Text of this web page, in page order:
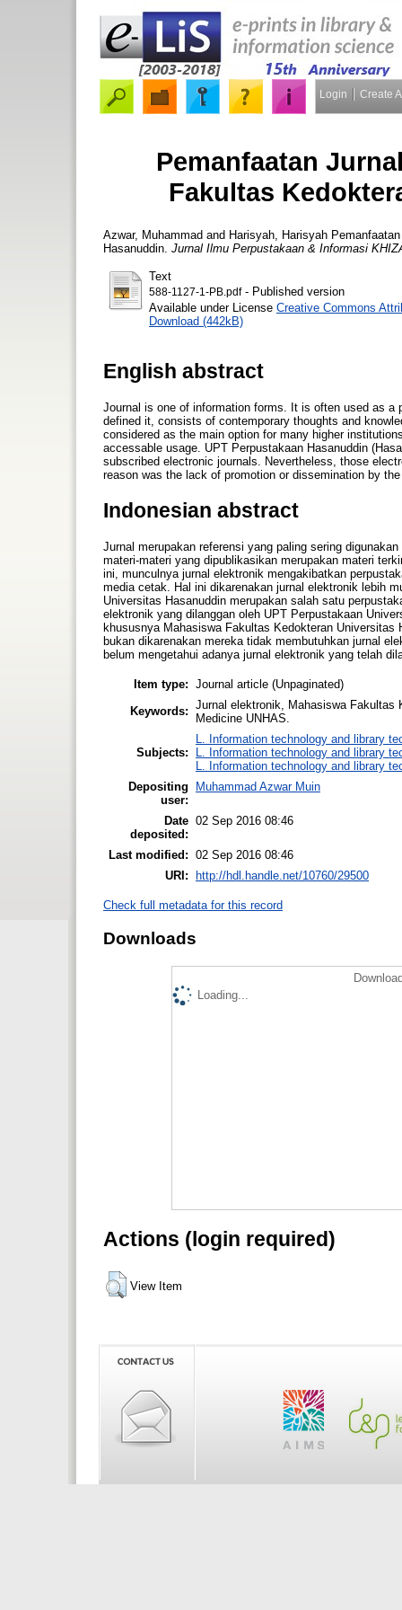
Login Create
Pemanfaatan
Fakultas
Azwar, Muhammad and Harisyah, Harisyah
Hasanuddin. Jurnal Ilmu Perpustakaan & Informasi
Text
588-1127-1-PB.pdf- Published version
Available under License Creative Commons
Download (442kB)
English abstract
Journal is one of information forms. It is often used as
defined it, consists of contemporary thoughts and
considered as the main option for many higher
accessable usage. UPT Perpustakaan Hasanuddin
subscribed electronic journals. Nevertheless, those
reason was the lack of promotion or dissemination by
Indonesian abstract
Jurnal merupakan referensi yang paling sering
materi-materi yang dipublikasikan merupakan materi
ini, munculnya jurnal elektronik mengakibatkan
media cetak. Hal ini dikarenakan jurnal elektronik lebih
Universitas Hasanuddin merupakan salah satu
elektronik yang dilanggan oleh UPT Perpustakaan
khususnya Mahasiswa Fakultas Kedokteran
bukan dikarenakan mereka tidak membutuhkan jurnal
belum mengetahui adanya jurnal elektronik yang telah
Item type: Journal article (Unpaginated)
Keywords: Jurnal elektronik, Mahasiswa Fakultas
Medicine UNHAS.
Subjects:
L. Information technology and library
L. Information technology and library
L. Information technology and library
Depositing
user:
Muhammad Azwar Muin
Date
deposited:
02 Sep 2016 08:46
Last modified: 02 Sep 2016 08:46
URI:
http://hdl.handle.net/10760/29500
Check full metadata for this record
Downloads
Loading...
Actions (login required)
View Item